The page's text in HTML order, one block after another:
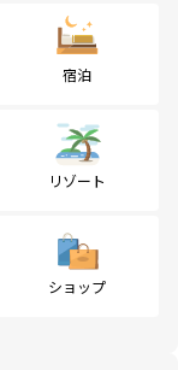
宿泊
リゾート
ショップ